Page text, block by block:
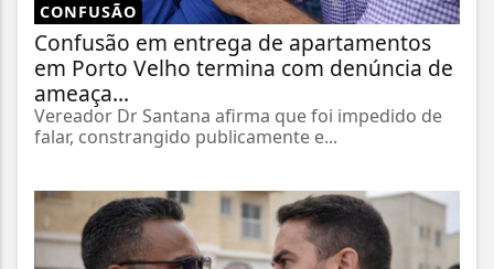
CONFUSÃO
Confusão em entrega de apartamentos
em Porto Velho termina com denúncia de
ameaça...
Vereador Dr Santana afirma que foi impedido de
falar, constrangido publicamente e...